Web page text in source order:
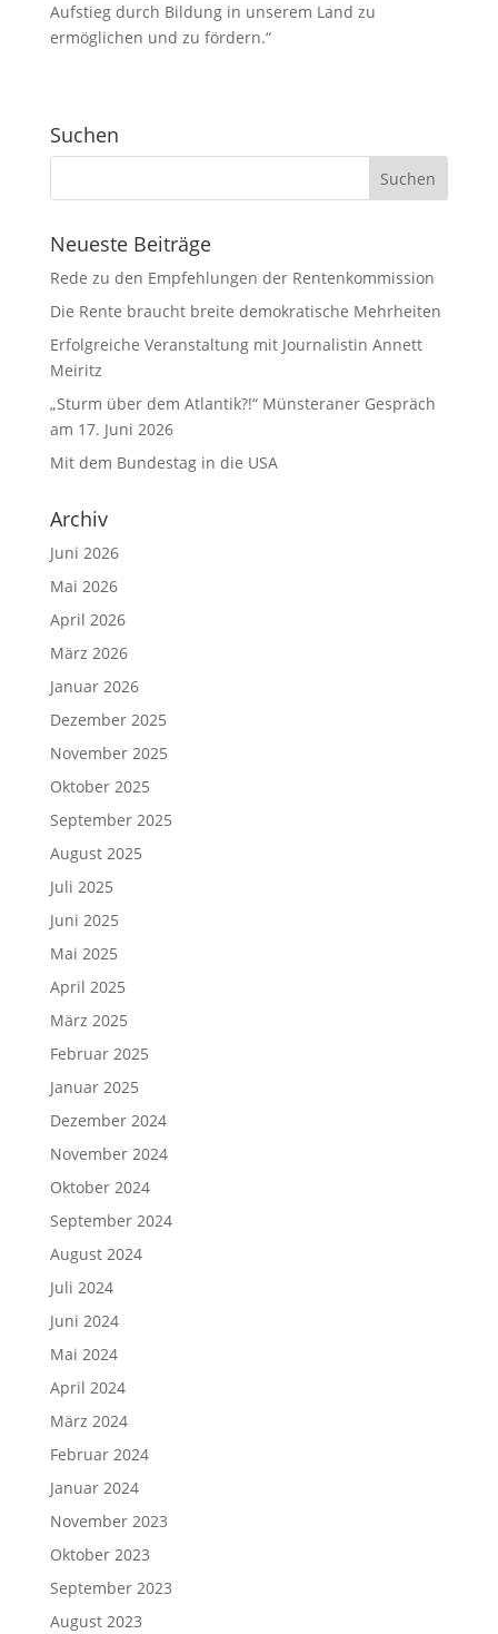
Aufstieg durch Bildung in unserem Land zu
ermöglichen und zu fördern.“
Suchen
Neueste Beiträge
Rede zu den Empfehlungen der Rentenkommission
Die Rente braucht breite demokratische Mehrheiten
Erfolgreiche Veranstaltung mit Journalistin Annett
Meiritz
„Sturm über dem Atlantik?!“ Münsteraner Gespräch
am 17. Juni 2026
Mit dem Bundestag in die USA
Archiv
Juni 2026
Mai 2026
April 2026
März 2026
Januar 2026
Dezember 2025
November 2025
Oktober 2025
September 2025
August 2025
Juli 2025
Juni 2025
Mai 2025
April 2025
März 2025
Februar 2025
Januar 2025
Dezember 2024
November 2024
Oktober 2024
September 2024
August 2024
Juli 2024
Juni 2024
Mai 2024
April 2024
März 2024
Februar 2024
Januar 2024
November 2023
Oktober 2023
September 2023
August 2023